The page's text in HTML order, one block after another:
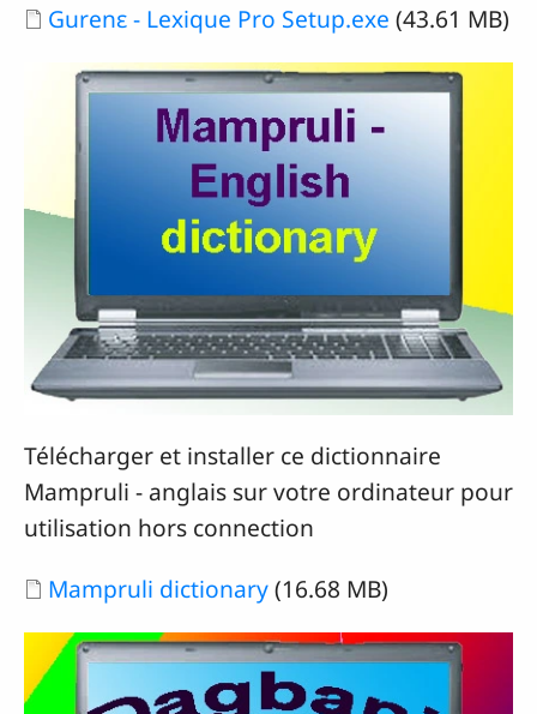
Document
Gurenɛ - Lexique Pro Setup.exe (43.61 MB)
Télécharger et installer ce dictionnaire
Mampruli - anglais sur votre ordinateur pour
utilisation hors connection
Document
Mampruli dictionary(16.68 MB)